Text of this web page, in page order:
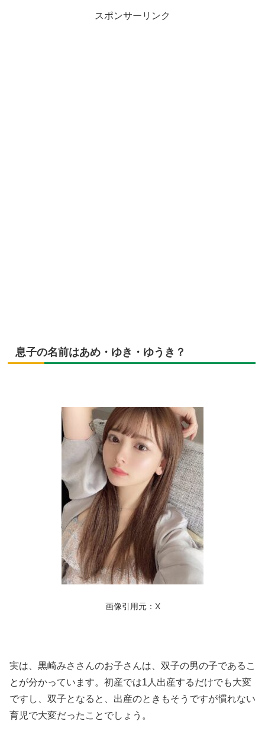
スポンサーリンク
息子の名前はあめ・ゆき・ゆうき？
画像引用元：X
実は、黒崎みささんのお子さんは、双子の男の子であるこ
とが分かっています。初産では1人出産するだけでも大変
ですし、双子となると、出産のときもそうですが慣れない
育児で大変だったことでしょう。